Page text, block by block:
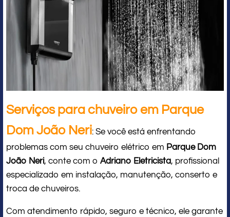
Serviços para chuveiro em Parque
Dom João Neri: Se você está enfrentando
problemas com seu chuveiro elétrico em Parque Dom
João Neri, conte com o Adriano Eletricista, profissional
especializado em instalação, manutenção, conserto e
troca de chuveiros.
Com atendimento rápido, seguro e técnico, ele garante